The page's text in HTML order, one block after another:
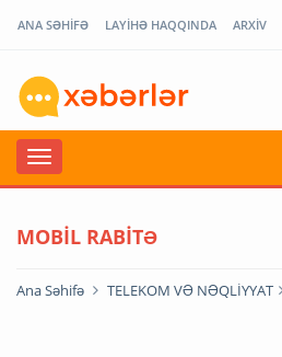
ANA SƏHİFƏ LAYİHƏ HAQQINDA ARXİV
MOBİL RABİTƏ
Ana Səhifə TELEKOM VƏ NƏQLİYYAT